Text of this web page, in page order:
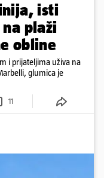
isti
plaži
obline
i prijateljima uživa na
glumica je
11